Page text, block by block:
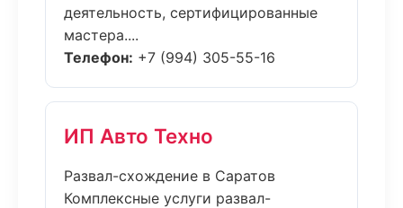
деятельность, сертифицированные
мастера....
Телефон: +7 (994) 305-55-16
ИП Авто Техно
Развал-схождение в Саратов
Комплексные услуги развал-